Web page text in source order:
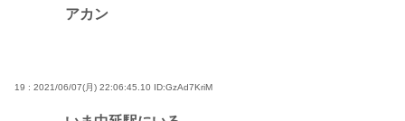
アカン
19 : 2021/06/07(月) 22:06:45.10 ID:GzAd7KriM